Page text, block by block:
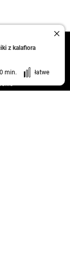
z kalafiora
min. łatwe